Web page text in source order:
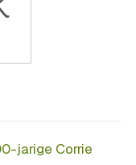
jarige Corrie